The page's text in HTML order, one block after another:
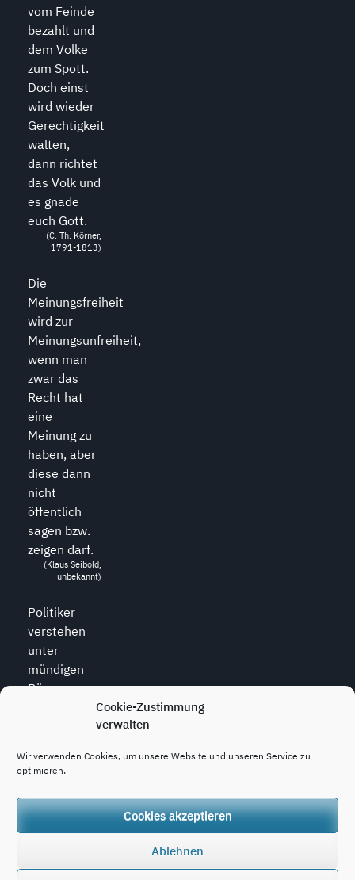
Cookie-Zustimmung
verwalten
Wir verwenden Cookies, um unsere Website und unseren Service zu
optimieren.
Cookies akzeptieren
Ablehnen
vom Feinde
bezahlt und
dem Volke
zum Spott.
Doch einst
wird wieder
Gerechtigkeit
walten,
dann richtet
das Volk und
es gnade
euch Gott.
(C. Th. Körner,
1791-1813)
Die
Meinungsfreiheit
wird zur
Meinungsunfreiheit,
wenn man
zwar das
Recht hat
eine
Meinung zu
haben, aber
diese dann
nicht
öffentlich
sagen bzw.
zeigen darf.
(Klaus Seibold,
unbekannt)
Politiker
verstehen
unter
mündigen
Bürgern
halten.
dt. Journalist)